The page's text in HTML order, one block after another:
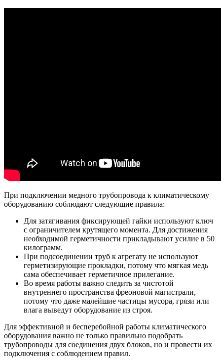
При подключении медного трубопровода к климатическому
оборудованию соблюдают следующие правила:
Для затягивания фиксирующей гайки используют ключ
с ограничителем крутящего момента. Для достижения
необходимой герметичности прикладывают усилие в 50
килограмм.
При подсоединении труб к агрегату не используют
герметизирующие прокладки, потому что мягкая медь
сама обеспечивает герметичное прилегание.
Во время работы важно следить за чистотой
внутреннего пространства фреоновой магистрали,
потому что даже малейшие частицы мусора, грязи или
влага выведут оборудование из строя.
Для эффективной и бесперебойной работы климатического
оборудования важно не только правильно подобрать
трубопроводы для соединения двух блоков, но и провести их
подключения с соблюдением правил.